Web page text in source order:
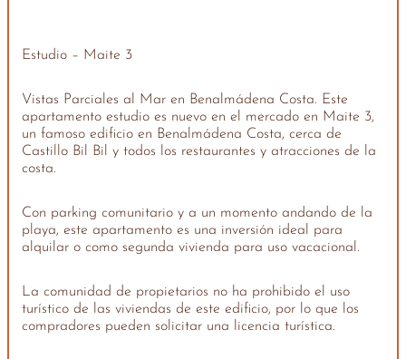
Estudio – Maite 3
Vistas Parciales al Mar en Benalmádena Costa. Este
apartamento estudio es nuevo en el mercado en Maite 3,
un famoso edificio en Benalmádena Costa, cerca de
Castillo Bil Bil y todos los restaurantes y atracciones de la
costa.
Con parking comunitario y a un momento andando de la
playa, este apartamento es una inversión ideal para
alquilar o como segunda vivienda para uso vacacional.
La comunidad de propietarios no ha prohibido el uso
turístico de las viviendas de este edificio, por lo que los
compradores pueden solicitar una licencia turística.